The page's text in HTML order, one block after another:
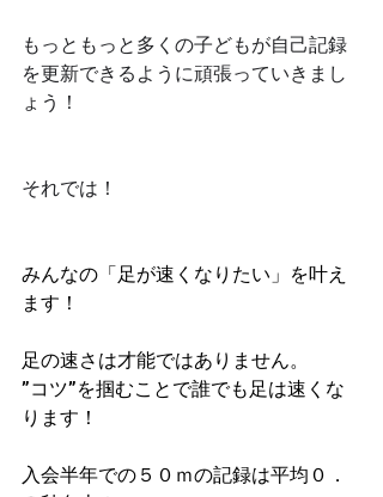
もっともっと多くの子どもが自己記録
を更新できるように頑張っていきまし
ょう！
それでは！
みんなの「足が速くなりたい」を叶え
ます！
足の速さは才能ではありません。
”コツ”を掴むことで誰でも足は速くな
ります！
入会半年での５０ｍの記録は平均０．